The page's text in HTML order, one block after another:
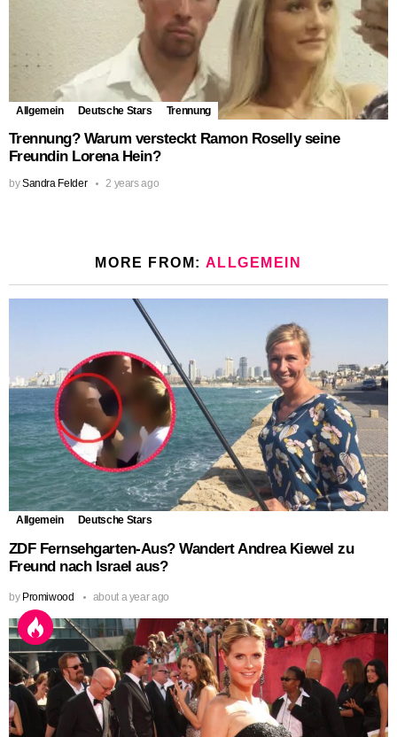
Allgemein Deutsche Stars Trennung
Trennung? Warum versteckt Ramon Roselly seine
Freundin Lorena Hein?
bySandra Felder 2 years ago
MORE FROM: ALLGEMEIN
Allgemein Deutsche Stars
ZDF Fernsehgarten-Aus? Wandert Andrea Kiewel zu
Freund nach Israel aus?
by Promiwood about a year ago